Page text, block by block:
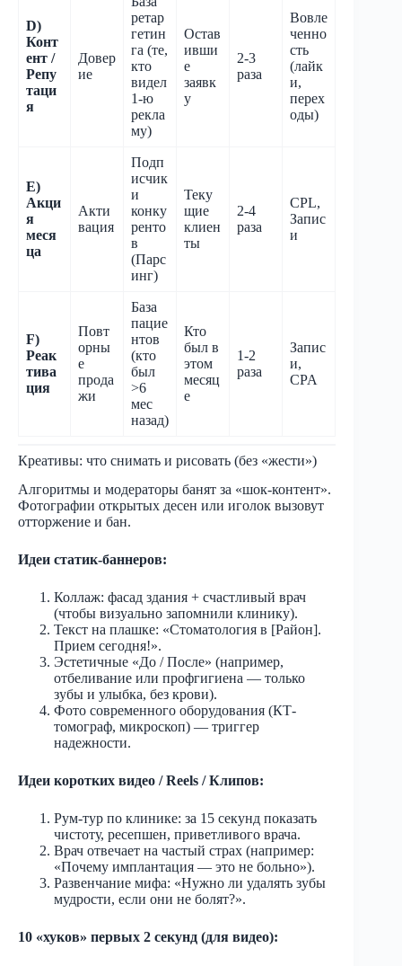
D)
Конт
ент /
Репу
таци
я
Довер
ие
ретар
гетин
га (те,
кто
видел
1-ю
рекла
му)
Остав
ивши
е
заявк
у
2-3
раза
Вовле
ченно
сть
(лайк
и,
перех
оды)
E)
Акци
я
меся
ца
Акти
вация
Подп
исчик
и
конку
ренто
в
(Парс
инг)
Теку
щие
клиен
ты
2-4
раза
CPL,
Запис
и
F)
Реак
тива
ция
Повт
орны
е
прода
жи
База
пацие
нтов
(кто
был
>6
мес
назад)
Кто
был в
этом
месяц
е
1-2
раза
Запис
и,
CPA
Креативы: что снимать и рисовать (без «жести»)
Алгоритмы и модераторы банят за «шок-контент».
Фотографии открытых десен или иголок вызовут
отторжение и бан.
Идеи статик-баннеров:
Коллаж: фасад здания + счастливый врач
(чтобы визуально запомнили клинику).
Текст на плашке: «Стоматология в [Район].
Прием сегодня!».
Эстетичные «До / После» (например,
отбеливание или профгигиена — только
зубы и улыбка, без крови).
Фото современного оборудования (КТ-
томограф, микроскоп) — триггер
надежности.
Идеи коротких видео / Reels / Клипов:
Рум-тур по клинике: за 15 секунд показать
чистоту, ресепшен, приветливого врача.
Врач отвечает на частый страх (например:
«Почему имплантация — это не больно»).
Развенчание мифа: «Нужно ли удалять зубы
мудрости, если они не болят?».
10 «хуков» первых 2 секунд (для видео):